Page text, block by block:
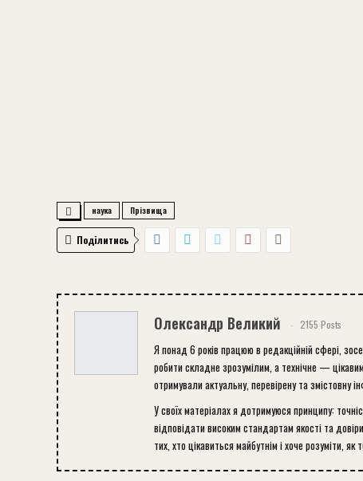
наука Прізвища
Поділитись
Олександр Великий 2155 Posts
Я понад 6 років працюю в редакційній сфері,
робити складне зрозумілим, а технічне —
отримували актуальну, перевірену та змістовну
У своїх матеріалах я дотримуюся принципу:
відповідати високим стандартам якості та
тих, хто цікавиться майбутнім і хоче розуміти, як